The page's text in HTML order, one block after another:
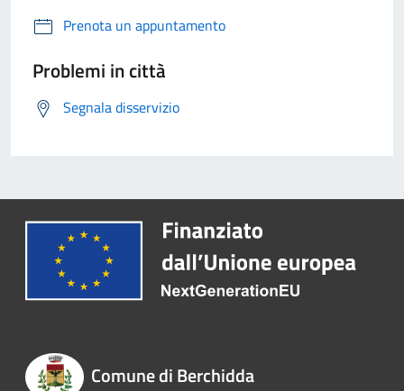
Prenota un appuntamento
Problemi in città
Segnala disservizio
Comune di Berchidda